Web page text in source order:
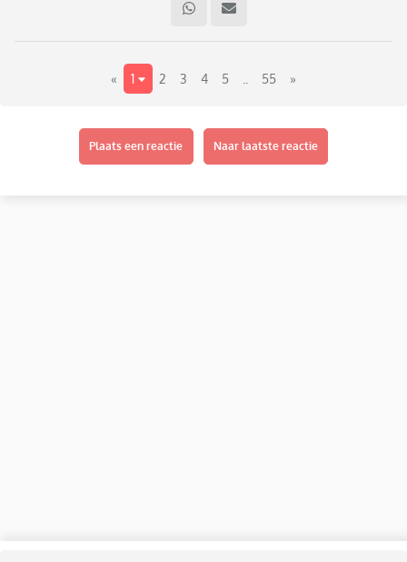
« 1 2 3 4 5 55 »
Plaats een reactie Naar laatste reactie